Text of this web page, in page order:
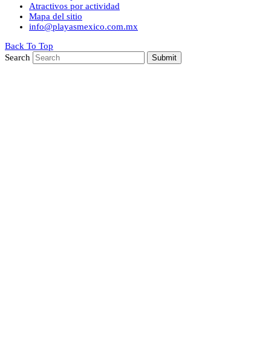
Atractivos por actividad
Mapa del sitio
info@playasmexico.com.mx
Back To Top
Search
Submit